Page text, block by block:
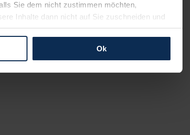
Sie dem nicht zustimmen möchten,
Inhalte dann nicht auf Sie zuschneiden und
können die Einstellungen jederzeit anpassen
auf der Grundlage eines
von Standarddatenschutzklauseln (Art. 46
Ok